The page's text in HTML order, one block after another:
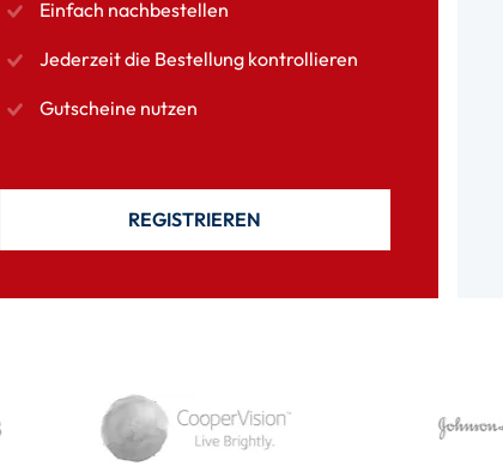
Einfach nachbestellen
Jederzeit die Bestellung kontrollieren
Gutscheine nutzen
REGISTRIEREN